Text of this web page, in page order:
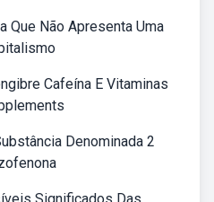
Que Não Apresenta Uma
Cafeína E Vitaminas
Denominada 2